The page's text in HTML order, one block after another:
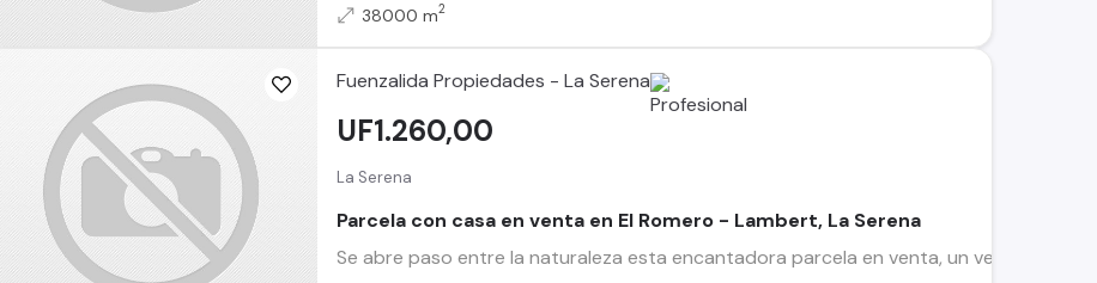
38000 m2
Fuenzalida Propiedades - La Serena
La Serena
Parcela con casa en venta en El Romero - Lambert, La Serena
Se abre paso entre la naturaleza esta encantadora parcela en venta, un verdadero
UF1.260,00